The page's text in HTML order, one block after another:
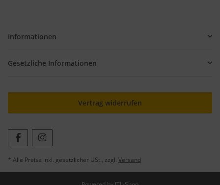
Informationen
Gesetzliche Informationen
Vertrag widerrufen
* Alle Preise inkl. gesetzlicher USt., zzgl. Versand